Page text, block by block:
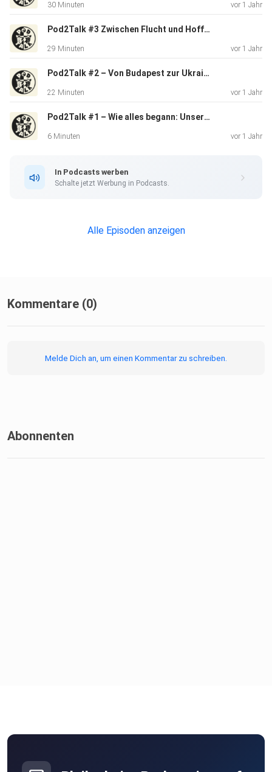
30 Minuten vor 1 Jahr
Pod2Talk #3 Zwischen Flucht und Hoffnung – unsere erste Zeit mit Youth Pro Ukraine
29 Minuten vor 1 Jahr
Pod2Talk #2 – Von Budapest zur Ukraine-Hilfe: Wie Youth Pro Ukraine mit Vertrauen und Engagement entstand
22 Minuten vor 1 Jahr
Pod2Talk #1 – Wie alles begann: Unsere Reise von der Ukraine-Hilfe zum Podcast über Humanität & soziale Projekte
6 Minuten vor 1 Jahr
In Podcasts werben
Schalte jetzt Werbung in Podcasts.
Alle Episoden anzeigen
Kommentare (0)
Melde Dich an, um einen Kommentar zu schreiben.
Abonnenten